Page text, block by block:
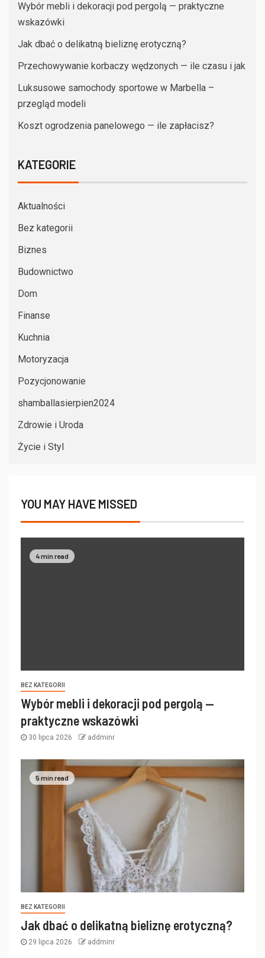
Wybór mebli i dekoracji pod pergolą — praktyczne
wskazówki
Jak dbać o delikatną bieliznę erotyczną?
Przechowywanie korbaczy wędzonych — ile czasu i jak
Luksusowe samochody sportowe w Marbella –
przegląd modeli
Koszt ogrodzenia panelowego — ile zapłacisz?
KATEGORIE
Aktualności
Bez kategorii
Biznes
Budownictwo
Dom
Finanse
Kuchnia
Motoryzacja
Pozycjonowanie
shamballasierpien2024
Zdrowie i Uroda
Życie i Styl
YOU MAY HAVE MISSED
4 min read
BEZ KATEGORII
Wybór mebli i dekoracji pod pergolą —
praktyczne wskazówki
30 lipca 2026 addminr
5 min read
BEZ KATEGORII
Jak dbać o delikatną bieliznę erotyczną?
29 lipca 2026 addminr